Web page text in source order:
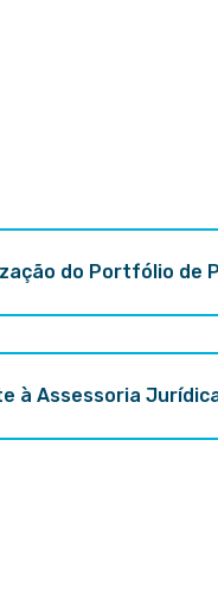
do Portfólio de
à Assessoria